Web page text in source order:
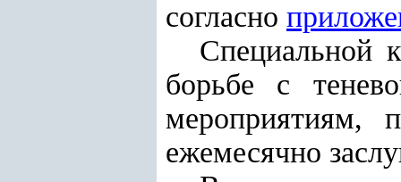
согласно
Специальной
борьбе с
мероприятиям,
ежемесячно